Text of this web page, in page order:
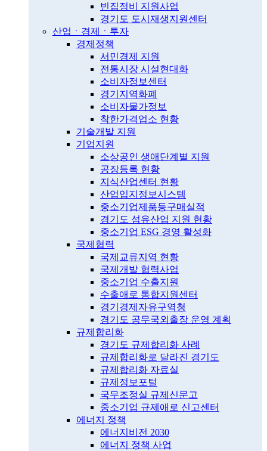
빈집정비 지원사업
경기도 도시재생지원센터
산업ㆍ경제ㆍ투자
경제정책
서민경제 지원
전통시장 시설현대화
소비자정보센터
경기지역화폐
소비자물가정보
착한가격업소 현황
기술개발 지원
기업지원
소상공인 생애단계별 지원
공장등록 현황
지식산업센터 현황
산업입지정보시스템
중소기업제품등구매실적
경기도 섬유산업 지원 현황
중소기업 ESG 경영 활성화
국제협력
국제교류지역 현황
국제개발 협력사업
중소기업 수출지원
수출애로 통합지원센터
경기경제자유구역청
경기도 공무국외출장 운영 계획
규제합리화
경기도 규제합리화 사례
규제합리화로 달라진 경기도
규제합리화 자료실
규제정보포털
국무조정실 규제신문고
중소기업 규제애로 신고센터
에너지 정책
에너지비전 2030
에너지 정책 사업